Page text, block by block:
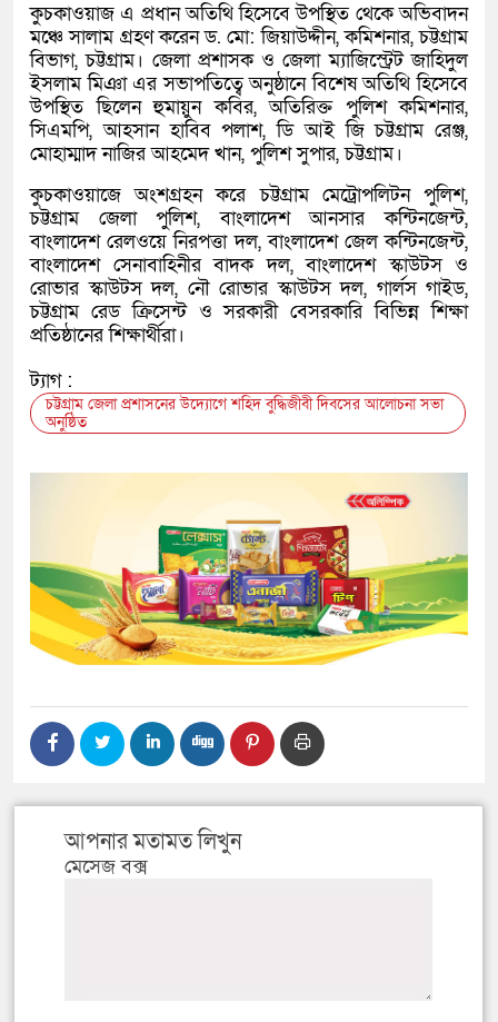
কুচকাওয়াজ এ প্রধান অতিথি হিসেবে উপস্থিত থেকে অভিবাদন
মঞ্চে সালাম গ্রহণ করেন ড. মো: জিয়াউদ্দীন, কমিশনার, চট্টগ্রাম
বিভাগ, চট্টগ্রাম। জেলা প্রশাসক ও জেলা ম্যাজিস্ট্রেট জাহিদুল
ইসলাম মিঞা এর সভাপতিত্বে অনুষ্ঠানে বিশেষ অতিথি হিসেবে
উপস্থিত ছিলেন হুমায়ুন কবির, অতিরিক্ত পুলিশ কমিশনার,
সিএমপি, আহসান হাবিব পলাশ, ডি আই জি চট্টগ্রাম রেঞ্জ,
মোহাম্মাদ নাজির আহমেদ খান, পুলিশ সুপার, চট্টগ্রাম।
কুচকাওয়াজে অংশগ্রহন করে চট্টগ্রাম মেট্রোপলিটন পুলিশ,
চট্টগ্রাম জেলা পুলিশ, বাংলাদেশ আনসার কন্টিনজেন্ট,
বাংলাদেশ রেলওয়ে নিরপত্তা দল, বাংলাদেশ জেল কন্টিনজেন্ট,
বাংলাদেশ সেনাবাহিনীর বাদক দল, বাংলাদেশ স্কাউটস ও
রোভার স্কাউটস দল, নৌ রোভার স্কাউটস দল, গার্লস গাইড,
চট্টগ্রাম রেড ক্রিসেন্ট ও সরকারী বেসরকারি বিভিন্ন শিক্ষা
প্রতিষ্ঠানের শিক্ষার্থীরা।
ট্যাগ :
চট্টগ্রাম জেলা প্রশাসনের উদ্যোগে শহিদ বুদ্ধিজীবী দিবসের আলোচনা সভা
অনুষ্ঠিত
আপনার মতামত লিখুন
মেসেজ বক্স